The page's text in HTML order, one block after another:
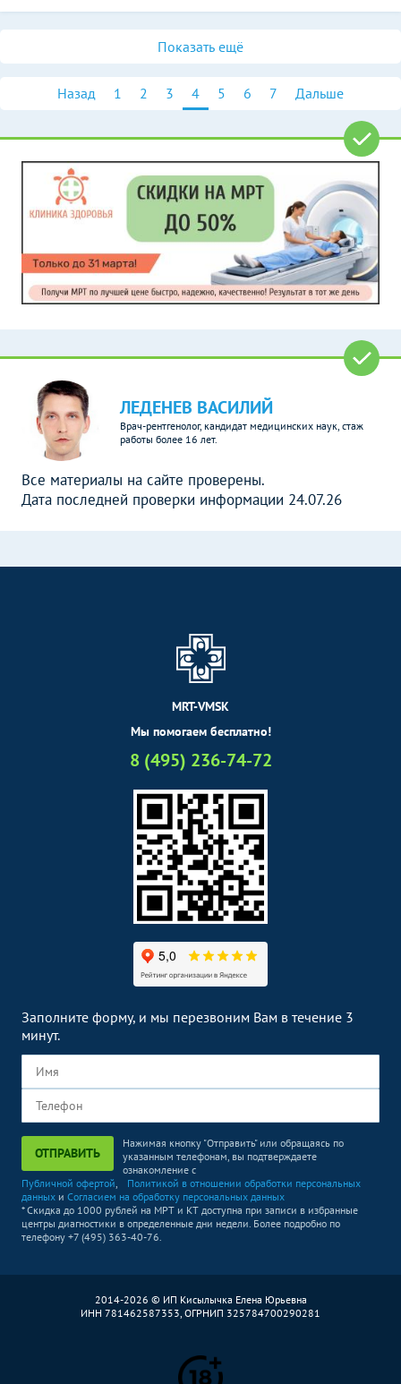
Показать ещё
Назад 1 2 3 4 5 6 7 Дальше
ЛЕДЕНЕВ ВАСИЛИЙ
Врач-рентгенолог, кандидат медицинских наук, стаж
работы более 16 лет.
Все материалы на сайте проверены.
Дата последней проверки информации 24.07.26
MRT-VMSK
Мы помогаем бесплатно!
8 (495) 236-74-72
Заполните форму, и мы перезвоним Вам в течение 3
минут.
ОТПРАВИТЬ
Нажимая кнопку "Отправить" или обращаясь по
указанным телефонам, вы подтверждаете
ознакомление с
Публичной офертой,
Политикой в отношении обработки персональных
данных и Согласием на обработку персональных данных
* Скидка до 1000 рублей на МРТ и КТ доступна при записи в избранные
центры диагностики в определенные дни недели. Более подробно по
телефону +7 (495) 363-40-76.
2014-2026 © ИП Кисылычка Елена Юрьевна
ИНН 781462587353, ОГРНИП 325784700290281